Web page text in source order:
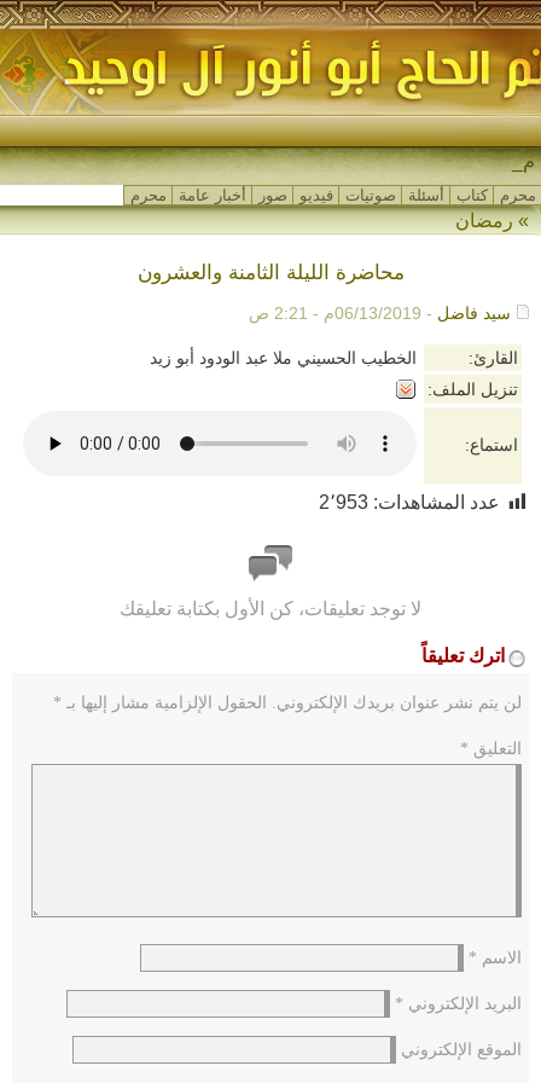
مجا_
محرم كتاب أسئلة صوتيات فيديو صور أخبار عامة محرم
»رمضان
محاضرة الليلة الثامنة والعشرون
سيد فاضل - 06/13/2019م - 2:21 ص
القارئ:
الخطيب الحسيني ملا عبد الودود أبو زيد
تنزيل الملف:
استماع:
عدد المشاهدات: 2٬953
لا توجد تعليقات، كن الأول بكتابة تعليقك
اترك تعليقاً
لن يتم نشر عنوان بريدك الإلكتروني. الحقول الإلزامية مشار إليها بـ *
التعليق *
الاسم *
البريد الإلكتروني *
الموقع الإلكتروني